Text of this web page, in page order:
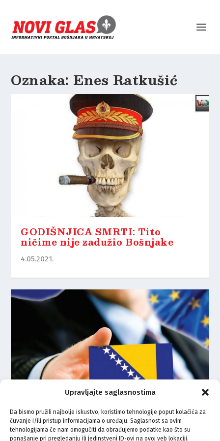
Upravljajte saglasnostima
Da bismo pružili najbolje iskustvo, koristimo tehnologije poput kolačića za
čuvanje i/ili pristup informacijama o uređaju. Saglasnost sa ovim
tehnologijama će nam omogućiti da obrađujemo podatke kao što su
ponašanje pri pregledanju ili jedinstveni ID-ovi na ovoj veb lokaciji.
Oznaka: Enes Ratkušić
GODIŠNJICA SMRTI: Tito
ničime nije zadužio Bošnjake
4.05.2021.
Za Evropu je najvažnije da BiH
ostane tamo gdje jeste – ni tamo